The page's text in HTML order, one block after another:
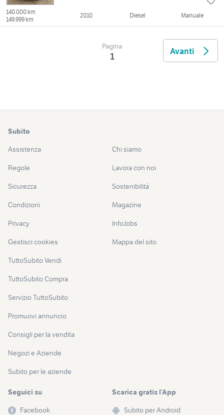
140.000 km
149.999 km
2010 Diesel Manuale
Pagina
1 Avanti
Subito
Assistenza
Regole
Sicurezza
Condizioni
Privacy
Gestisci cookies
TuttoSubito Vendi
TuttoSubito Compra
Servizio TuttoSubito
Promuovi annuncio
Consigli per la vendita
Negozi e Aziende
Subito per le aziende
Chi siamo
Lavora con noi
Sostenibilità
Magazine
InfoJobs
Mappa del sito
Seguici su
Facebook
Scarica gratis l’App
Subito per Android